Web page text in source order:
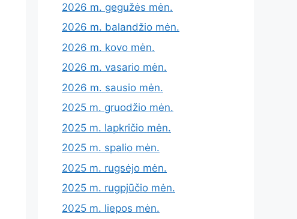
2026 m. gegužės mėn.
2026 m. balandžio mėn.
2026 m. kovo mėn.
2026 m. vasario mėn.
2026 m. sausio mėn.
2025 m. gruodžio mėn.
2025 m. lapkričio mėn.
2025 m. spalio mėn.
2025 m. rugsėjo mėn.
2025 m. rugpjūčio mėn.
2025 m. liepos mėn.